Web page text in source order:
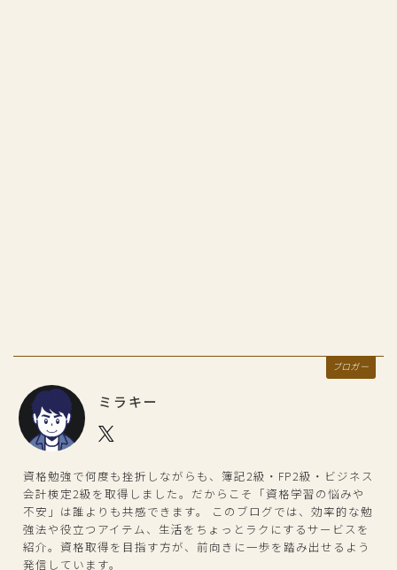
ブロガー
ミラキー
資格勉強で何度も挫折しながらも、簿記2級・FP2級・ビジネス
会計検定2級を取得しました。だからこそ「資格学習の悩みや
不安」は誰よりも共感できます。 このブログでは、効率的な勉
強法や役立つアイテム、生活をちょっとラクにするサービスを
紹介。資格取得を目指す方が、前向きに一歩を踏み出せるよう
発信しています。